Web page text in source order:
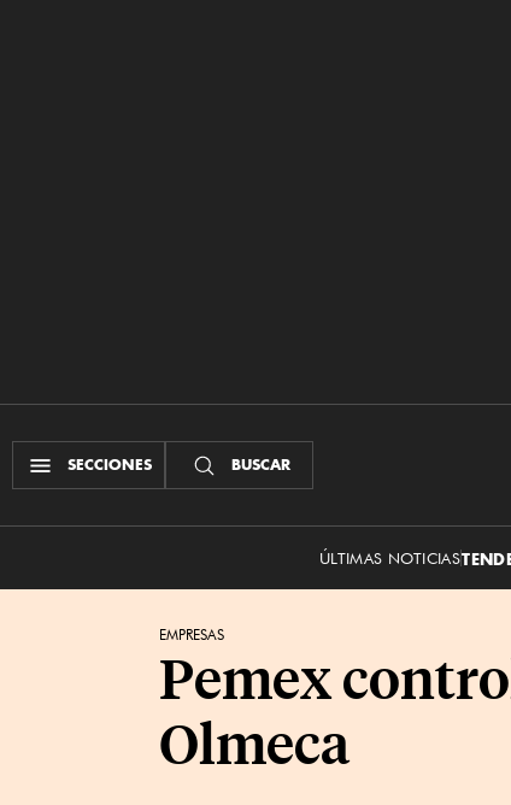
SECCIONES BUSCAR
ÚLTIMAS NOTICIAS
EMPRESAS
Pemex
Olmeca